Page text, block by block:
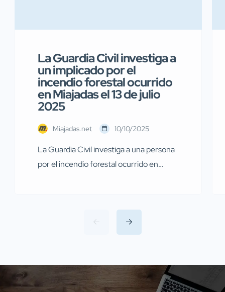
La Guardia Civil investiga a
un implicado por el
incendio forestal ocurrido
en Miajadas el 13 de julio
2025
Miajadas.net 10/10/2025
La Guardia Civil investiga a una persona
por el incendio forestal ocurrido en
Servicio de Protección de la Naturaleza
(SEPRONA) de la Comandancia de
Cáceres han llevado a cabo
de la provincia de Cáceres relacionadas
con presuntos delitos […]